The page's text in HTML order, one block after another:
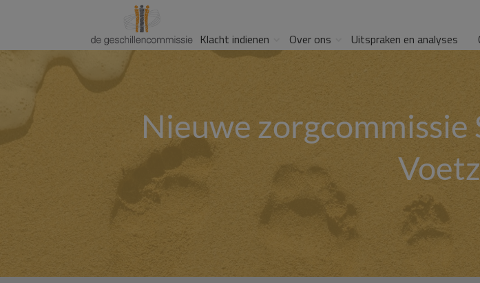
Klacht indienen Over ons Uitspraken en analyses
Nieuwe